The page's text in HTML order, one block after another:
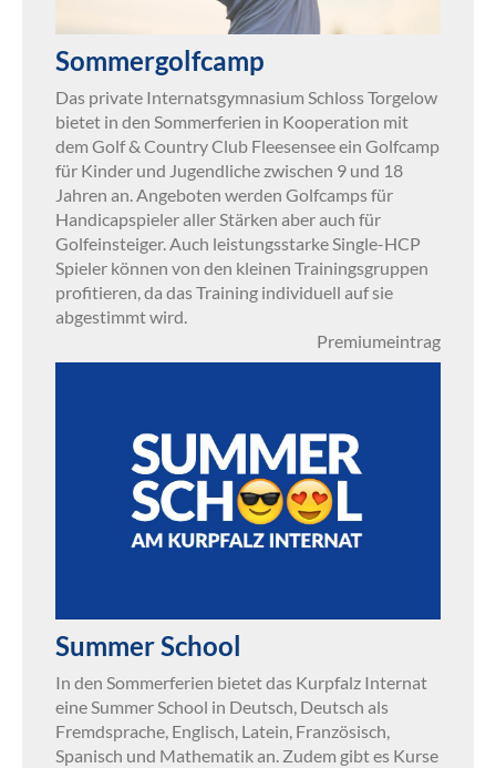
Sommergolfcamp
Das private Internatsgymnasium Schloss Torgelow
bietet in den Sommerferien in Kooperation mit
dem Golf & Country Club Fleesensee ein Golfcamp
für Kinder und Jugendliche zwischen 9 und 18
Jahren an. Angeboten werden Golfcamps für
Handicapspieler aller Stärken aber auch für
Golfeinsteiger. Auch leistungsstarke Single-HCP
Spieler können von den kleinen Trainingsgruppen
profitieren, da das Training individuell auf sie
abgestimmt wird.
Premiumeintrag
Summer School
In den Sommerferien bietet das Kurpfalz Internat
eine Summer School in Deutsch, Deutsch als
Fremdsprache, Englisch, Latein, Französisch,
Spanisch und Mathematik an. Zudem gibt es Kurse